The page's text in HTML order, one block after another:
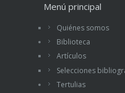
Menú principal
Quiénes somos
Biblioteca
Artículos
Selecciones
Tertulias